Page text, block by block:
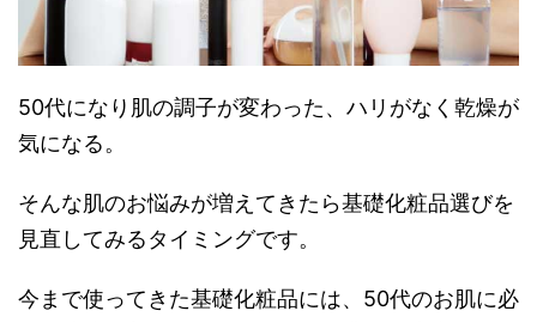
50代になり肌の調子が変わった、ハリがなく乾燥が
気になる。
そんな肌のお悩みが増えてきたら基礎化粧品選びを
見直してみるタイミングです。
今まで使ってきた基礎化粧品には、50代のお肌に必